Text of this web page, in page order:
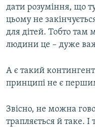
дати розуміння, що
цьому не
для дітей. Тобто
людини це – дуже
А є такий контингент
принципі не є
Звісно, не можна
трапляється й таке.